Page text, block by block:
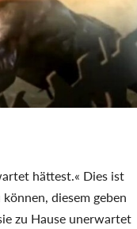
hättest.« Dies ist
diesem geben
zu Hause unerwartet